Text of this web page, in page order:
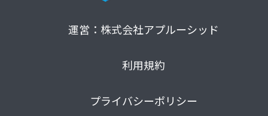
運営：株式会社アプルーシッド
利用規約
プライバシーポリシー